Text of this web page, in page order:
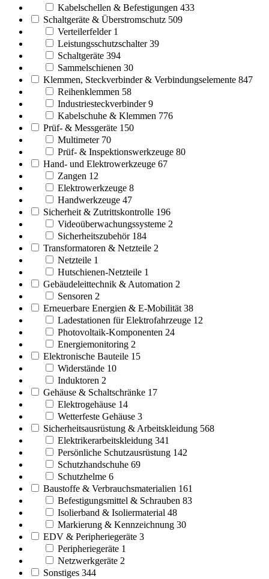
Kabelschellen & Befestigungen 433
Schaltgeräte & Überstromschutz 509
Verteilerfelder 1
Leistungsschutzschalter39
Schaltgeräte 394
Sammelschienen 30
Klemmen, Steckverbinder & Verbindungselemente 847
Reihenklemmen 58
Industriesteckverbinder9
Kabelschuhe & Klemmen 776
Prüf- & Messgeräte 150
Multimeter 70
Prüf- & Inspektionswerkzeuge 80
Hand- und Elektrowerkzeuge 67
Zangen 12
Elektrowerkzeuge 8
Handwerkzeuge 47
Sicherheit & Zutrittskontrolle 196
Videoüberwachungssysteme 2
Sicherheitszubehör 184
Transformatoren & Netzteile 2
Netzteile 1
Hutschienen-Netzteile 1
Gebäudeleittechnik & Automation 2
Sensoren 2
Erneuerbare Energien & E-Mobilität38
Ladestationen für Elektrofahrzeuge 12
Photovoltaik-Komponenten 24
Energiemonitoring 2
Elektronische Bauteile 15
Widerstände 10
Induktoren 2
Gehäuse & Schaltschränke 17
Elektrogehäuse 14
Wetterfeste Gehäuse 3
Sicherheitsausrüstung & Arbeitskleidung 568
Elektrikerarbeitskleidung 341
Persönliche Schutzausrüstung 142
Schutzhandschuhe 69
Schutzhelme 6
Baustoffe & Verbrauchsmaterialien 161
Befestigungsmittel & Schrauben 83
Isolierband & Isoliermaterial 48
Markierung & Kennzeichnung 30
EDV & Peripheriegeräte 3
Peripheriegeräte 1
Netzwerkgeräte 2
Sonstiges 344